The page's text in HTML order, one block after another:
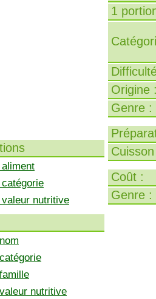
nutritive
nutritive
1
Origine
Genre :
Coût :
Genre :